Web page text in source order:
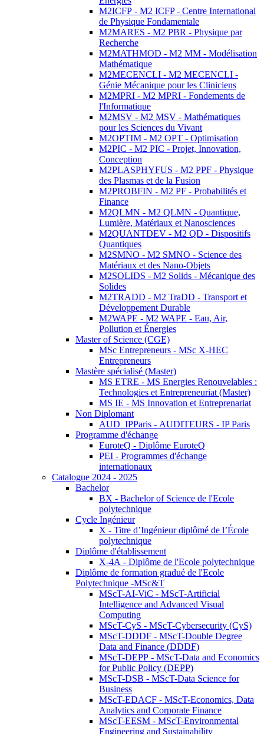
M2ICFP - M2 ICFP - Centre International
de Physique Fondamentale
M2MARES - M2 PBR - Physique par
Recherche
M2MATHMOD - M2 MM - Modélisation
Mathématique
M2MECENCLI - M2 MECENCLI -
Génie Mécanique pour les Cliniciens
M2MPRI - M2 MPRI - Fondements de
l'Informatique
M2MSV - M2 MSV - Mathématiques
pour les Sciences du Vivant
M2OPTIM - M2 OPT - Optimisation
M2PIC - M2 PIC - Projet, Innovation,
Conception
M2PLASPHYFUS - M2 PPF - Physique
des Plasmas et de la Fusion
M2PROBFIN - M2 PF - Probabilités et
Finance
M2QLMN - M2 QLMN - Quantique,
Lumière, Matériaux et Nanosciences
M2QUANTDEV - M2 QD - Dispositifs
Quantiques
M2SMNO - M2 SMNO - Science des
Matériaux et des Nano-Objets
M2SOLIDS - M2 Solids - Mécanique des
Solides
M2TRADD - M2 TraDD - Transport et
Développement Durable
M2WAPE - M2 WAPE - Eau, Air,
Pollution et Énergies
Master of Science (CGE)
MSc Entrepreneurs - MSc X-HEC
Entrepreneurs
Mastère spécialisé (Master)
MS ETRE - MS Energies Renouvelables :
Technologies et Entrepreneuriat (Master)
MS IE - MS Innovation et Entreprenariat
Non Diplomant
AUD_IPParis - AUDITEURS - IP Paris
Programme d'échange
EuroteQ - Diplôme EuroteQ
PEI - Programmes d'échange
internationaux
Catalogue 2024 - 2025
Bachelor
BX - Bachelor of Science de l'Ecole
polytechnique
Cycle Ingénieur
X - Titre d’Ingénieur diplômé de l’École
polytechnique
Diplôme d'établissement
X-4A - Diplôme de l'Ecole polytechnique
Diplôme de formation gradué de l'Ecole
Polytechnique -MSc&T
MScT-AI-ViC - MScT-Artificial
Intelligence and Advanced Visual
Computing
MScT-CyS - MScT-Cybersecurity (CyS)
MScT-DDDF - MScT-Double Degree
Data and Finance (DDDF)
MScT-DEPP - MScT-Data and Economics
for Public Policy (DEPP)
MScT-DSB - MScT-Data Science for
Business
MScT-EDACF - MScT-Economics, Data
Analytics and Corporate Finance
MScT-EESM - MScT-Environmental
Engineering and Sustainability